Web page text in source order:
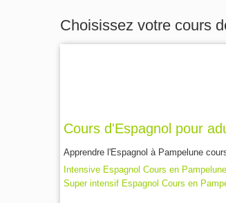
Choisissez votre cours
Cours d'Espagnol pour
Apprendre l'Espagnol à Pampelune
Intensive Espagnol Cours en Pampelune
Super intensif Espagnol Cours en